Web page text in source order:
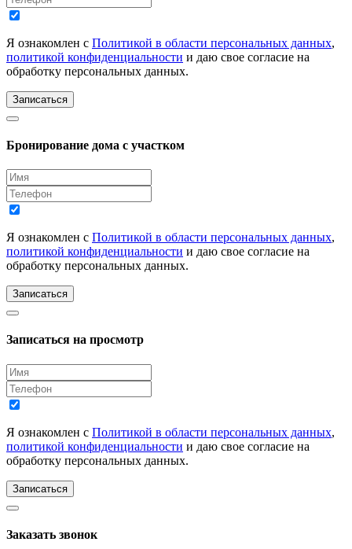
Я ознакомлен с Политикой в области персональных данных,
политикой конфиденциальности и даю свое согласие на
обработку персональных данных.
Записаться
Бронирование дома с участком
Я ознакомлен с Политикой в области персональных данных,
политикой конфиденциальности и даю свое согласие на
обработку персональных данных.
Записаться
Записаться на просмотр
Я ознакомлен с Политикой в области персональных данных,
политикой конфиденциальности и даю свое согласие на
обработку персональных данных.
Записаться
Заказать звонок